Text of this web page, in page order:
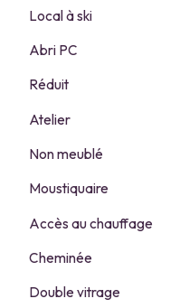
Local à ski
Abri PC
Réduit
Atelier
Non meublé
Moustiquaire
Accès au chauffage
Cheminée
Double vitrage